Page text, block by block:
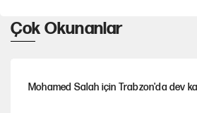
Çok Okunanlar
Mohamed Salah için Trabzon'da dev